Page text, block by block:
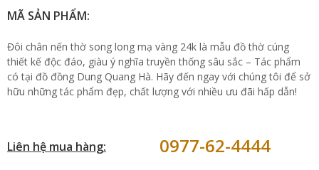
MÃ SẢN PHẨM:
Đôi chân nến thờ song long mạ vàng 24k là mẫu đồ thờ cúng
thiết kế độc đáo, giàu ý nghĩa truyền thống sâu sắc – Tác phẩm
có tại đồ đồng Dung Quang Hà. Hãy đến ngay với chúng tôi để sở
hữu những tác phẩm đẹp, chất lượng với nhiều ưu đãi hấp dẫn!
Liên hệ mua hàng: 0977-62-4444